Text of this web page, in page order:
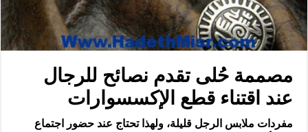
مصممة حُلى تقدم نصائح للرجال
عند اقتناء قطع الإكسسوارات
مفردات ملابس الرجل قليلة، ولهذا تحتاج عند حضور اجتماع